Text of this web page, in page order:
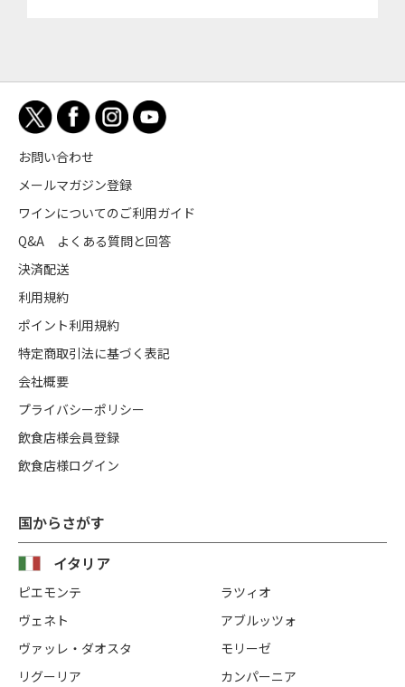
国からさがす
イタリア
ピエモンテ
ヴェネト
ヴァッレ・ダオスタ
リグーリア
ラツィオ
アブルッツォ
モリーゼ
カンパーニア
お問い合わせ
メールマガジン登録
ワインについてのご利用ガイド
Q&A よくある質問と回答
決済配送
利用規約
ポイント利用規約
特定商取引法に基づく表記
会社概要
プライバシーポリシー
飲食店様会員登録
飲食店様ログイン